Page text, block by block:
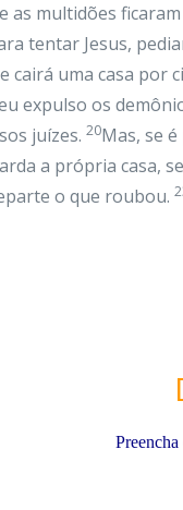
as multidões
tentar Jesus,
cairá uma casa por
expulso os
juízes. 20Mas, se
a própria casa,
o que roubou.